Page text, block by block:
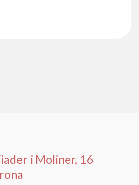
i Moliner, 16